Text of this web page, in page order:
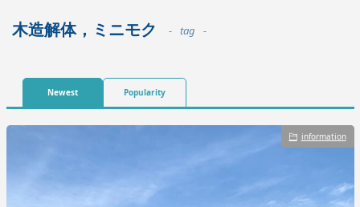
木造解体，ミニモク tag
Newest Popularity
information